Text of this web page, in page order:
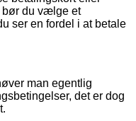
bør du vælge et
ser en fordel i at betale
man egentlig
det er dog